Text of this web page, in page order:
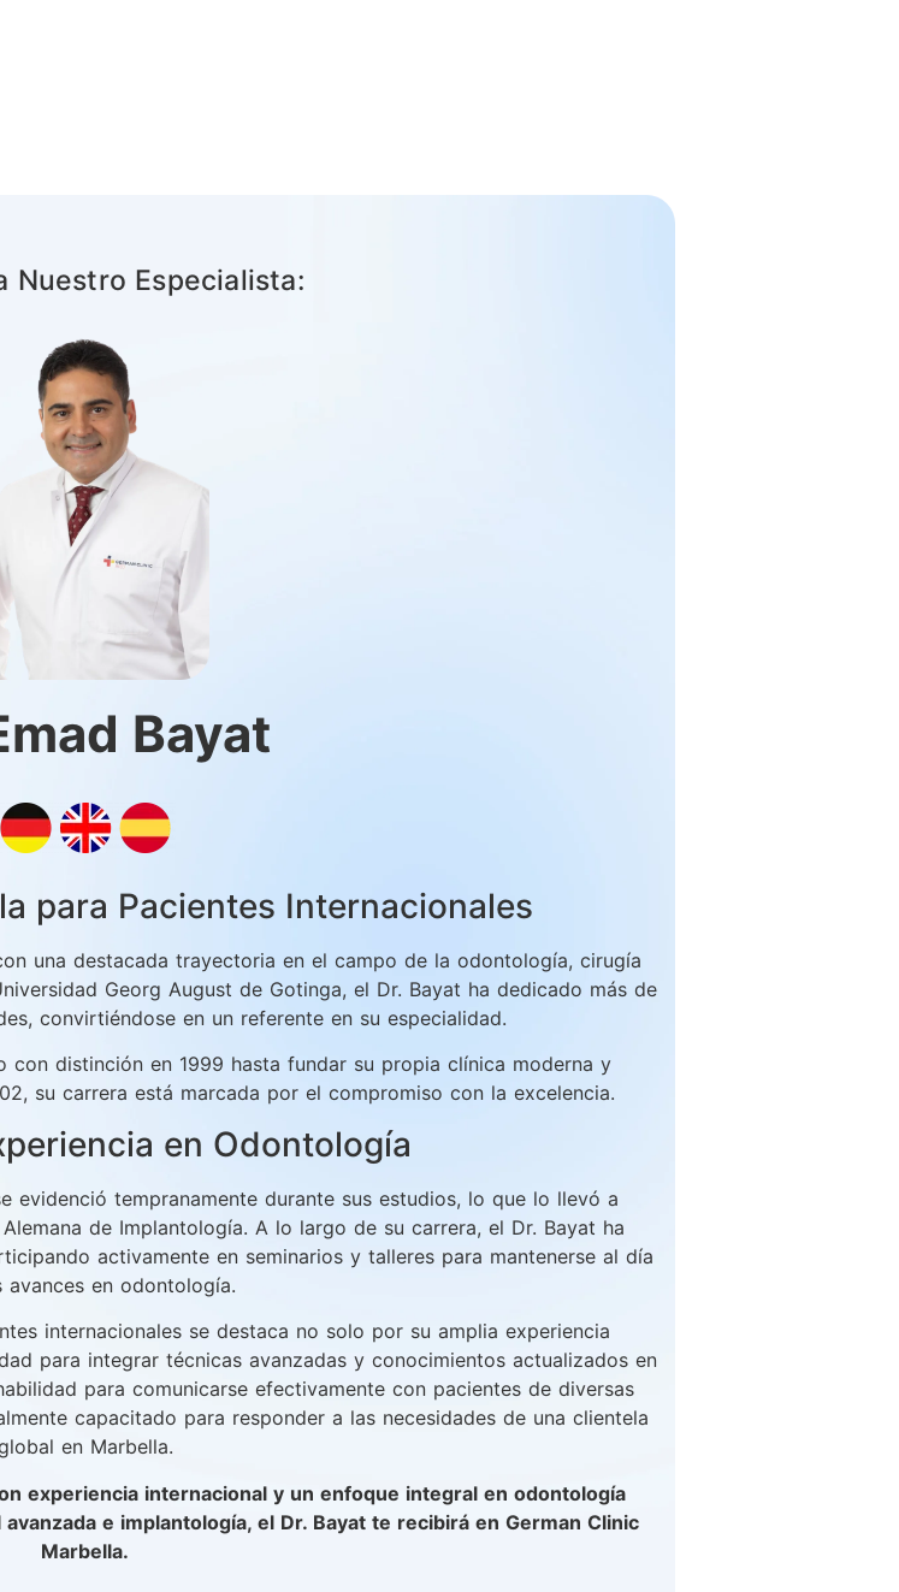
Nuestro Especialista:
Bayat
para Pacientes Internacionales
una destacada trayectoria en el campo de la odontología, cirugía
Georg August de Gotinga, el Dr. Bayat ha dedicado más de
convirtiéndose en un referente en su especialidad.
distinción en 1999 hasta fundar su propia clínica moderna y
su carrera está marcada por el compromiso con la excelencia.
en Odontología
evidenció tempranamente durante sus estudios, lo que lo llevó a
de Implantología. A lo largo de su carrera, el Dr. Bayat ha
activamente en seminarios y talleres para mantenerse al día
avances en odontología.
internacionales se destaca no solo por su amplia experiencia
para integrar técnicas avanzadas y conocimientos actualizados en
para comunicarse efectivamente con pacientes de diversas
capacitado para responder a las necesidades de una clientela
en Marbella.
experiencia internacional y un enfoque integral en odontología
e implantología, el Dr. Bayat te recibirá en German Clinic
Marbella.